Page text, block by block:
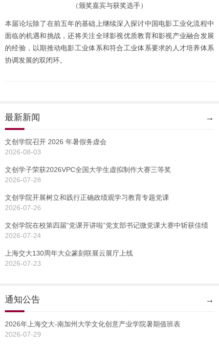
（颁奖嘉宾与获奖选手）
本届论坛除了在前五年的基础上继续深入探讨中国电影工业化流程中
面临的机遇和挑战，还将关注全球影视优质教育和影视产业融合发展
的经验，以期推动电影工业体系和符合工业体系要求的人才培养体系
协调发展的双闭环。
最新新闻 →
文创学院召开 2026 年暑假务虚会
2026-08-03
文创学子荣获2026VPC全国大学生虚拟制作大赛三等奖
2026-07-28
文创学院开展树立和践行正确政绩观学习教育专题党课
2026-07-26
文创学院在校第四届“党课开讲啦”党支部书记微党课大赛中斩获佳绩
2026-07-24
上海交大130周年大众篆刻联展云展厅上线
2026-07-23
通知公告 →
2026年上海交大-南加州大学文化创意产业学院暑期值班表
2026-07-29